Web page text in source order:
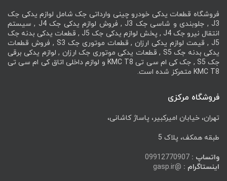
فروشگاه قطعات یدکی خودرو چینی وارداتی جک شامل لوازم یدکی جک
J3 , جلوبندی و شاسی جک J3 , فروش لوازم یدکی جک J4 , سیستم
انتقال نیرو جک J4 , پخش لوازم یدکی جک J5 , قطعات یدکی بدنه جک
J5 , قیمت لوازم یدکی ارزان , قطعات موتوری جک S3 , فروش قطعات
یدکی بدنه جک S5 , قطعات یدکی موتوری جک ارزان , لوازم یدکی برقی
جک S5 , جک کی ام سی تی KMC T8 و لوازم داخلی اتاق کی ام سی تی
KMC T8 متمرکز شده است.
فروشگاه مرکزی
تهران، خیابان امیرکبیر، پاساژ کاشانی،
طبقه همکف، پلاک 5
واتساپ : 09912770907
اینستاگرام : @gasp.ir